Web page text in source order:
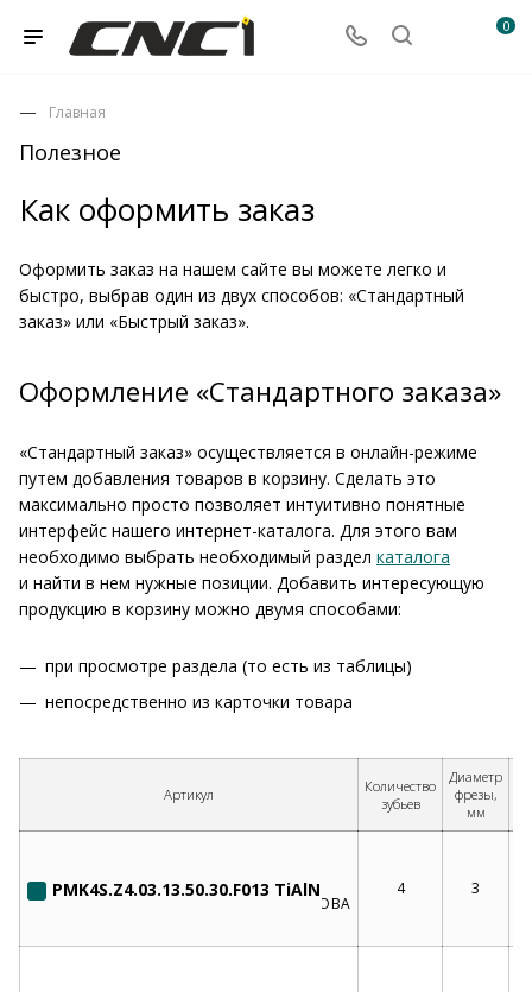
0
Полезное
Главная
Как оформить заказ
Оформить заказ на нашем сайте вы можете легко и
быстро, выбрав один из двух способов: «Стандартный
заказ» или «Быстрый заказ».
Оформление «Стандартного заказа»
«Стандартный заказ» осуществляется в онлайн-режиме
путем добавления товаров в корзину. Сделать это
максимально просто позволяет интуитивно понятные
интерфейс нашего интернет-каталога. Для этого вам
необходимо выбрать необходимый раздел каталога
и найти в нем нужные позиции. Добавить интересующую
продукцию в корзину можно двумя способами:
при просмотре раздела (то есть из таблицы)
непосредственно из карточки товара
Артикул
Количество
зубьев
Диаметр
фрезы,
мм
PMK4S.Z4.03.13.50.30.F013 TiAlN 4 3